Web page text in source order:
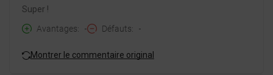
Super !
Avantages
- Défauts -
Montrer le commentaire original